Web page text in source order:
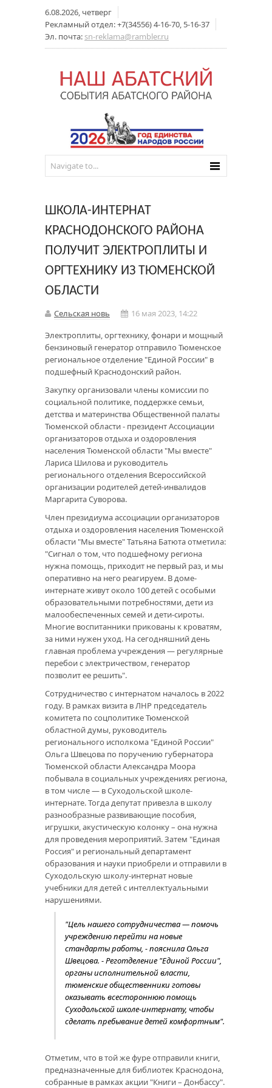
6.08.2026, четверг
Рекламный отдел: +7(34556) 4-16-70, 5-16-37
Эл. почта: sn-reklama@rambler.ru
ШКОЛА-ИНТЕРНАТ
КРАСНОДОНСКОГО РАЙОНА
ПОЛУЧИТ ЭЛЕКТРОПЛИТЫ И
ОРГТЕХНИКУ ИЗ ТЮМЕНСКОЙ
ОБЛАСТИ
Сельская новь
16 мая 2023, 14:22
Электроплиты, оргтехнику, фонари и мощный
бензиновый генератор отправило Тюменское
региональное отделение "Единой России" в
подшефный Краснодонский район.
Закупку организовали члены комиссии по
социальной политике, поддержке семьи,
детства и материнства Общественной палаты
Тюменской области - президент Ассоциации
организаторов отдыха и оздоровления
населения Тюменской области "Мы вместе"
Лариса Шилова и руководитель
регионального отделения Всероссийской
организации родителей детей-инвалидов
Маргарита Суворова.
Член президиума ассоциации организаторов
отдыха и оздоровления населения Тюменской
области "Мы вместе" Татьяна Батюта отметила:
"Сигнал о том, что подшефному региона
нужна помощь, приходит не первый раз, и мы
оперативно на него реагируем. В доме-
интернате живут около 100 детей с особыми
образовательными потребностями, дети из
малообеспеченных семей и дети-сироты.
Многие воспитанники прикованы к кроватям,
за ними нужен уход. На сегодняшний день
главная проблема учреждения — регулярные
перебои с электричеством, генератор
позволит ее решить".
Сотрудничество с интернатом началось в 2022
году. В рамках визита в ЛНР председатель
комитета по соцполитике Тюменской
областной думы, руководитель
регионального исполкома "Единой России"
Ольга Швецова по поручению губернатора
Тюменской области Александра Моора
побывала в социальных учреждениях региона,
в том числе — в Суходольской школе-
интернате. Тогда депутат привезла в школу
разнообразные развивающие пособия,
игрушки, акустическую колонку – она нужна
для проведения мероприятий. Затем "Единая
Россия" и региональный департамент
образования и науки приобрели и отправили в
Суходольскую школу-интернат новые
учебники для детей с интеллектуальными
нарушениями.
"Цель нашего сотрудничества — помочь
учреждению перейти на новые
стандарты работы, - пояснила Ольга
Швецова. - Реготделение "Единой России",
органы исполнительной власти,
тюменские общественники готовы
оказывать всестороннюю помощь
Суходольской школе-интернату, чтобы
сделать пребывание детей комфортным".
Отметим, что в той же фуре отправили книги,
предназначенные для библиотек Краснодона,
собранные в рамках акции "Книги – Донбассу".